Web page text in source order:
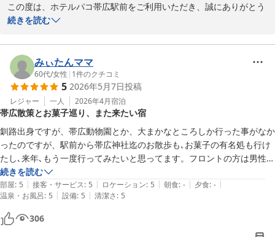
この度は、ホテルパコ帯広駅前をご利用いただき、誠にありがとう
ございます。
ん。お客様のご負担を軽減できるよう、お車をお停めいただく前に
フロントでお荷物をお預かりいたしますので、お気軽にお申し付け
ください。
ご投稿いただき、ありがとうございました。次回のご利用を、お待
ち申し上げております。
フロント　廣井
ホテルパコ帯広駅前（旧ホテルパコ帯広２）
2026-06-09
続きを読む
みぃたんママ
60代/女性 | 1件のクチコミ
5 2026年5月7日投稿
レジャー 一人 2026年4月宿泊
帯広散策とお菓子巡り、また来たい宿
釧路出身ですが、帯広動物園とか、大まかなところしか行った事がなか
ったのですが、駅前から帯広神社迄のお散歩も､お菓子の有名処も行け
たし､来年､もう一度行ってみたいと思ってます。フロントの方は男性も
女性も親切でした。
続きを読む
部屋: 5 | 接客・サービス: 5 | ロケーション: 5 | 朝食: - | 夕食: - |
温泉・お風呂: 5 | 設備: 5 | 清潔さ: 5
306